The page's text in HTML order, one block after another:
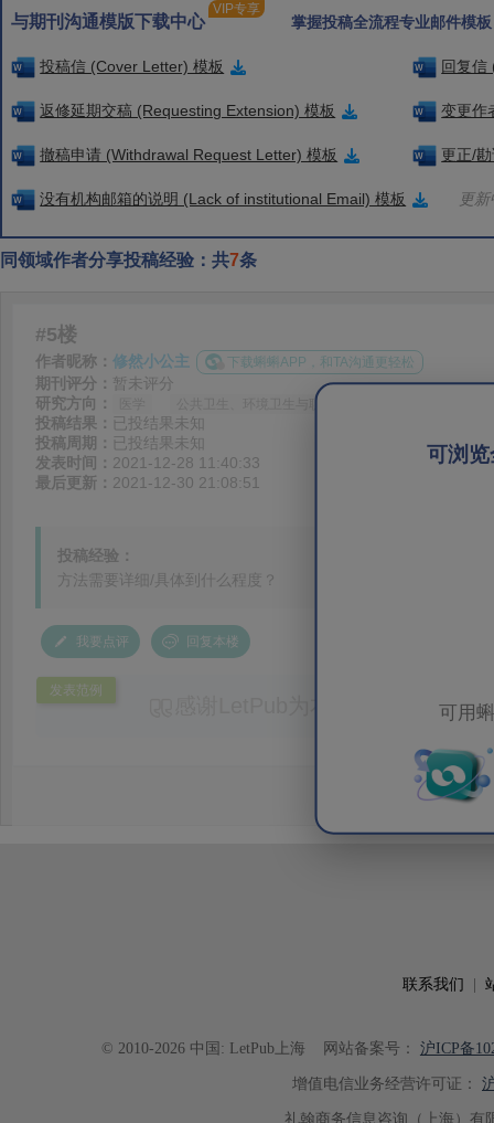
与期刊沟通模版下载中心
VIP专享
掌握投稿全流程专业邮件模
投稿信 (Cover Letter) 模板 回复信
返修延期交稿 (Requesting Extension) 模板 变更作
撤稿申请 (Withdrawal Request Letter) 模板 更正/
没有机构邮箱的说明 (Lack of institutional Email) 模板 更
同领域作者分享投稿经验：共7条
可浏
可用
#5楼
作者昵称： 修然小公主 下载蝌蝌APP，和TA沟通更轻松
期刊评分： 暂未评分
研究方向：
投稿结果： 已投结果未知
投稿周期： 已投结果未知
发表时间： 2021-12-28 11:40:33
最后更新： 2021-12-30 21:08:51
投稿经验：
方法需要详细/具体到什么程度？
我要点评 回复本楼
发表范例
感谢LetPub为本论文提供专业
效应及界面电荷传输等研究内容，
论述逻辑进行了系统梳理，使研究
析及机理讨论之间的关系更加清晰
联系我们
© 2010-2026 中国: LetPub上海 网站备案号： 沪ICP备
增值电信业务经营许可证：
礼翰商务信息咨询（上海）